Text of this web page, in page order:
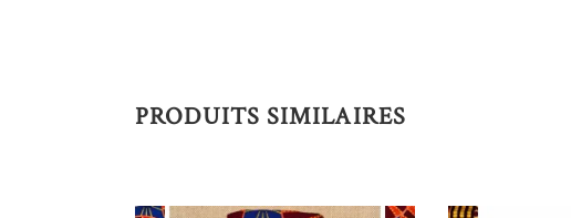
PRODUITS SIMILAIRES